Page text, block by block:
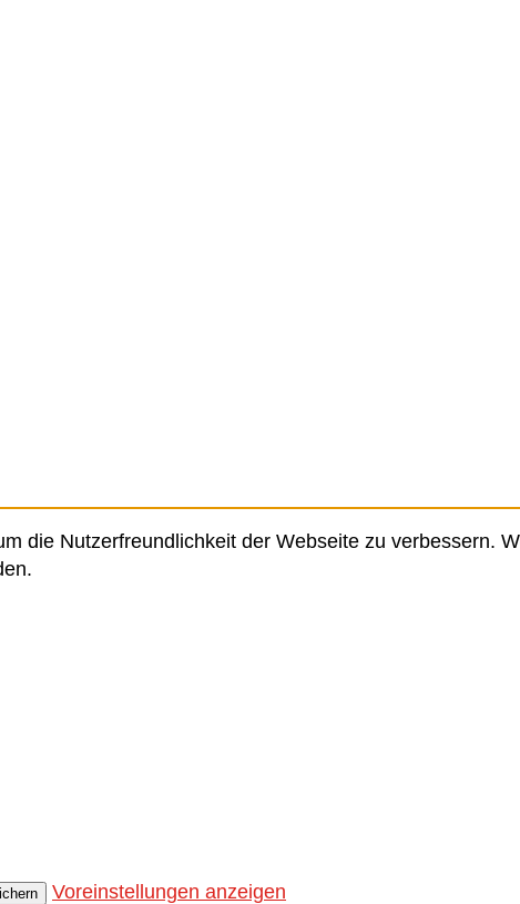
die Nutzerfreundlichkeit der Webseite zu verbessern.
Voreinstellungen anzeigen